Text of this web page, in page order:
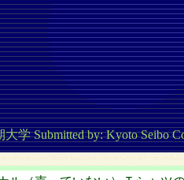
学 Submitted by: Kyoto Seibo